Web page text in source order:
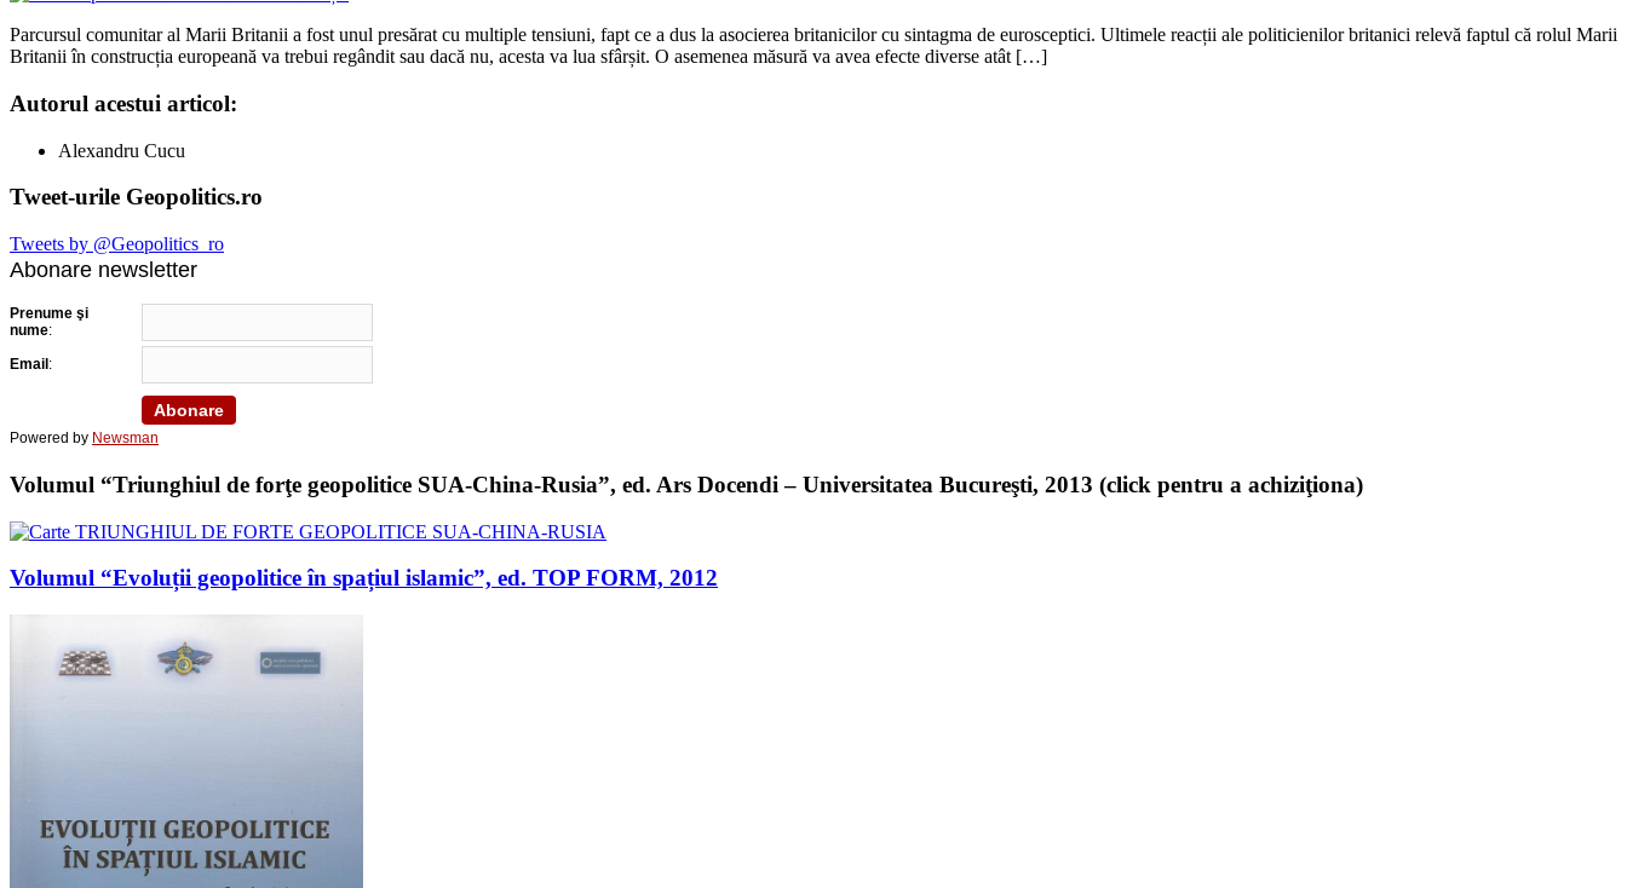
Parcursul comunitar al Marii Britanii a fost unul presărat cu multiple tensiuni, fapt ce a dus la asocierea britanicilor cu sintagma de eurosceptici. Ultimele reacții ale politicienilor britanici relevă faptul că rolul Marii
Britanii în construcția europeană va trebui regândit sau dacă nu, acesta va lua sfârșit. O asemenea măsură va avea efecte diverse atât […]
Autorul acestui articol:
Alexandru Cucu
Tweet-urile Geopolitics.ro
Tweets by @Geopolitics_ro
Abonare newsletter
Prenume şi
nume:
Email :
Powered by Newsman
Volumul “Triunghiul de forţe geopolitice SUA-China-Rusia”, ed. Ars Docendi – Universitatea Bucureşti, 2013 (click pentru a achiziţiona)
Volumul “Evoluții geopolitice în spațiul islamic”, ed. TOP FORM, 2012